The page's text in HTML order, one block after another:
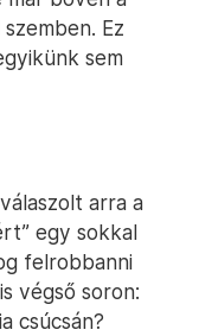
Ez
sem
arra a
egy sokkal
felrobbanni
végső soron:
csúcsán?